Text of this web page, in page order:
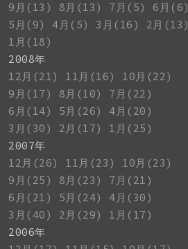
9月(13)
8月(13) 7月(5)
6月(6)
5月(9)
4月(5) 3月(16)
2月(13)
1月(18)
2008年
12月(21)
11月(16)
10月(22)
9月(17)
8月(10)
7月(22)
6月(14)
5月(26)
4月(20)
3月(30)
2月(17)
1月(25)
2007年
12月(26)
11月(23)
10月(23)
9月(25)
8月(23)
7月(21)
6月(21)
5月(24)
4月(30)
3月(40)
2月(29)
1月(17)
2006年